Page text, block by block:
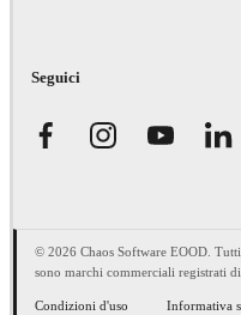
Seguici
© 2026 Chaos Software EOOD.
sono marchi commerciali registrati
Condizioni d'uso Informativa